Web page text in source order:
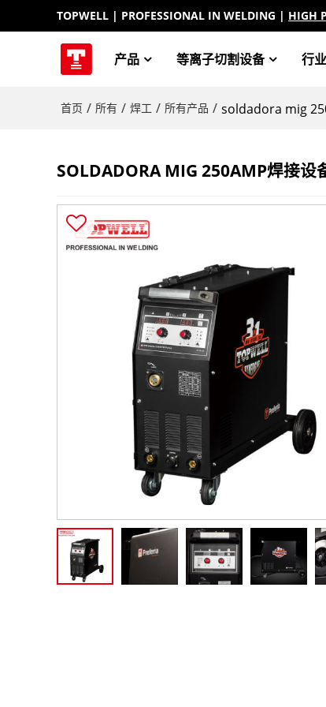
TOPWELL | PROFESSIONAL IN WELDING | HIGH
产品 等离子切割设备 行
首页 / 所有 / 焊工 / 所有产品 / soldadora mig
SOLDADORA MIG 250AMP焊接设